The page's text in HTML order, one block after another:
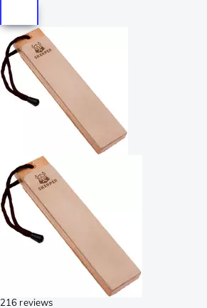
216 reviews